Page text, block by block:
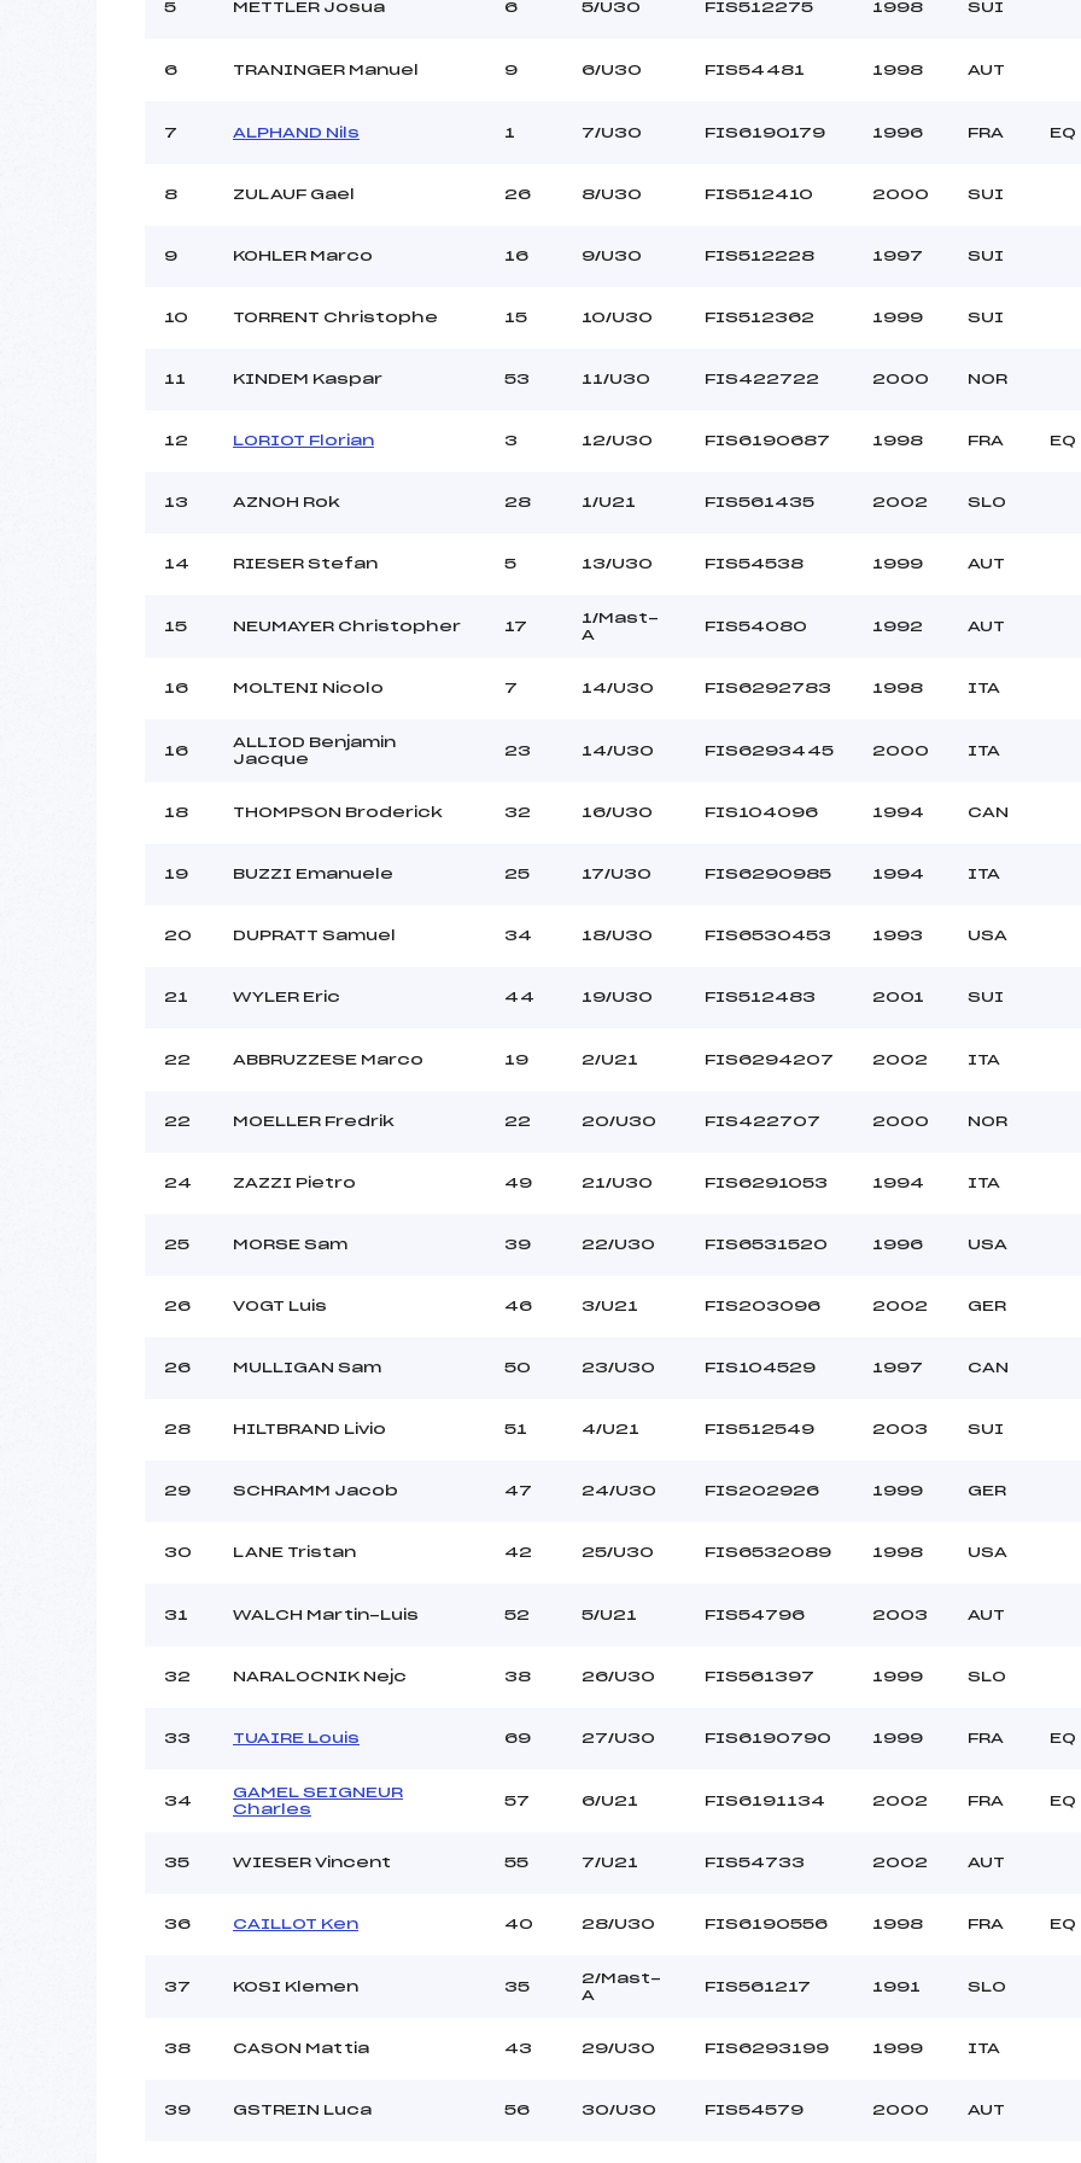
Pénalité appliquée :
15.0000
5 METTLER Josua 6 5/U30 FIS512275 1998 SUI
6 TRANINGER Manuel 9 6/U30 FIS54481 1998 AUT
7 ALPHAND Nils 1 7/U30 FIS6190179 1996 FRA EQ
8 ZULAUF Gael 26 8/U30 FIS512410 2000 SUI
9 KOHLER Marco 16 9/U30 FIS512228 1997 SUI
10 TORRENT Christophe 15 10/U30 FIS512362 1999 SUI
11 KINDEM Kaspar 53 11/U30 FIS422722 2000 NOR
12 LORIOT Florian 3 12/U30 FIS6190687 1998 FRA EQ
13 AZNOH Rok 28 1/U21 FIS561435 2002 SLO
14 RIESER Stefan 5 13/U30 FIS54538 1999 AUT
15 NEUMAYER Christopher 17
1/Mast-
A
FIS54080 1992 AUT
16 MOLTENI Nicolo 7 14/U30 FIS6292783 1998 ITA
16
ALLIOD Benjamin
Jacque
23 14/U30 FIS6293445 2000 ITA
18 THOMPSON Broderick 32 16/U30 FIS104096 1994 CAN
19 BUZZI Emanuele 25 17/U30 FIS6290985 1994 ITA
20 DUPRATT Samuel 34 18/U30 FIS6530453 1993 USA
21 WYLER Eric 44 19/U30 FIS512483 2001 SUI
22 ABBRUZZESE Marco 19 2/U21 FIS6294207 2002 ITA
22 MOELLER Fredrik 22 20/U30 FIS422707 2000 NOR
24 ZAZZI Pietro 49 21/U30 FIS6291053 1994 ITA
25 MORSE Sam 39 22/U30 FIS6531520 1996 USA
26 VOGT Luis 46 3/U21 FIS203096 2002 GER
26 MULLIGAN Sam 50 23/U30 FIS104529 1997 CAN
28 HILTBRAND Livio 51 4/U21 FIS512549 2003 SUI
29 SCHRAMM Jacob 47 24/U30 FIS202926 1999 GER
30 LANE Tristan 42 25/U30 FIS6532089 1998 USA
31 WALCH Martin-Luis 52 5/U21 FIS54796 2003 AUT
32 NARALOCNIK Nejc 38 26/U30 FIS561397 1999 SLO
33 TUAIRE Louis 69 27/U30 FIS6190790 1999 FRA EQ
34
GAMEL SEIGNEUR
Charles
57 6/U21 FIS6191134 2002 FRA EQ
35 WIESER Vincent 55 7/U21 FIS54733 2002 AUT
36 CAILLOT Ken 40 28/U30 FIS6190556 1998 FRA EQ
37 KOSI Klemen 35
2/Mast-
A
FIS561217 1991 SLO
38 CASON Mattia 43 29/U30 FIS6293199 1999 ITA
39 GSTREIN Luca 56 30/U30 FIS54579 2000 AUT